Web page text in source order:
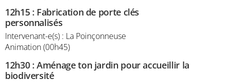
12h15: Fabrication de porte clés
personnalisés
Intervenant-e(s) : La Poinçonneuse
Animation (00h45)
12h30:Aménage ton jardin pour accueillir la
biodiversité